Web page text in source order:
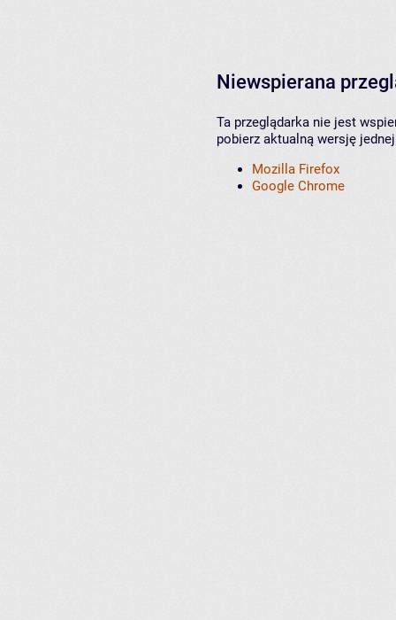
Niewspierana
Ta przeglądarka nie jest
pobierz aktualną wersję
Mozilla Firefox
Google Chrome